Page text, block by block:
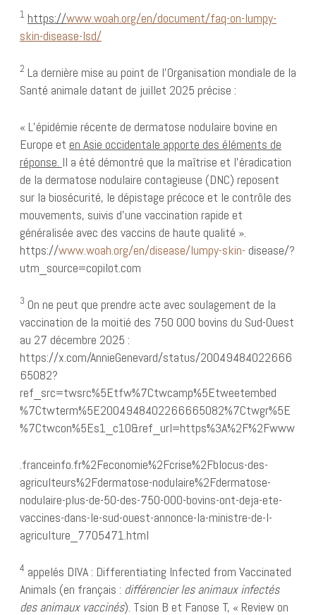
1 https://www.woah.org/en/document/faq-on-lumpy-
skin-disease-lsd/
2 La dernière mise au point de l’Organisation mondiale de la
Santé animale datant de juillet 2025 précise :
« L’épidémie récente de dermatose nodulaire bovine en
Europe et en Asie occidentale apporte des éléments de
réponse. Il a été démontré que la maîtrise et l’éradication
de la dermatose nodulaire contagieuse (DNC) reposent
sur la biosécurité, le dépistage précoce et le contrôle des
mouvements, suivis d’une vaccination rapide et
généralisée avec des vaccins de haute qualité ».
https://www.woah.org/en/disease/lumpy-skin- disease/?
utm_source=copilot.com
3 On ne peut que prendre acte avec soulagement de la
vaccination de la moitié des 750 000 bovins du Sud-Ouest
au 27 décembre 2025 :
https://x.com/AnnieGenevard/status/20049484022666
65082?
ref_src=twsrc%5Etfw%7Ctwcamp%5Etweetembed
%7Ctwterm%5E2004948402266665082%7Ctwgr%5E
%7Ctwcon%5Es1_c10&ref_url=https%3A%2F%2Fwww
.franceinfo.fr%2Feconomie%2Fcrise%2Fblocus-des-
agriculteurs%2Fdermatose-nodulaire%2Fdermatose-
nodulaire-plus-de-50-des-750-000-bovins-ont-deja-ete-
vaccines-dans-le-sud-ouest-annonce-la-ministre-de-l-
agriculture_7705471.html
4 appelés DIVA : Differentiating Infected from Vaccinated
Animals (en français : différencier les animaux infectés
des animaux vaccinés). Tsion B et Fanose T, « Review on